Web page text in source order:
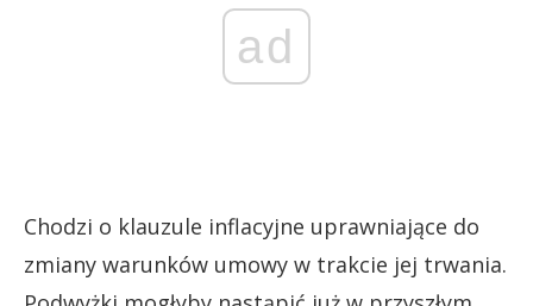
ad
Chodzi o klauzule inflacyjne uprawniające do
zmiany warunków umowy w trakcie jej trwania.